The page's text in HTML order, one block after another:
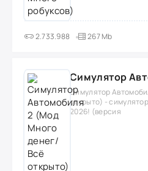
2.733.988 267 Mb
Симулятор
открыто) -
2026! (версия